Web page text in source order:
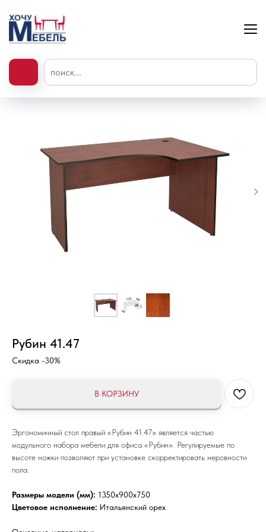
Рубин 41.47
Скидка -30%
В КОРЗИНУ
Эргономичный стол правый «Рубин 41.47» является частью
модульного набора мебели для офиса «Рубин». Регулируемые по
высоте ножки позволяют при установке скорректировать неровности
пола.
Размеры модели (мм): 1350x900x750
Цветовое исполнение: Итальянский орех